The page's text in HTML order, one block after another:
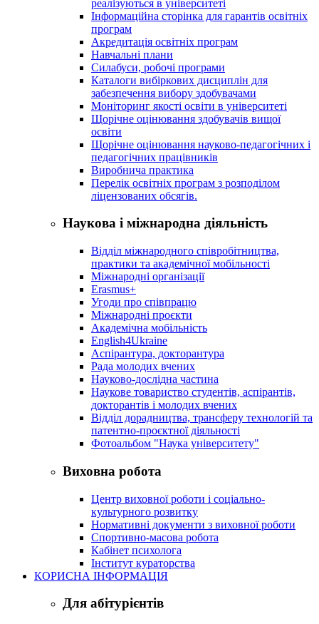
реалізуються в університеті
Інформаційна сторінка для гарантів освітніх
програм
Акредитація освітніх програм
Навчальні плани
Силабуси, робочі програми
Каталоги вибіркових дисциплін для
забезпечення вибору здобувачами
Моніторинг якості освіти в університеті
Щорічне оцінювання здобувачів вищої
освіти
Щорічне оцінювання науково-педагогічних і
педагогічних працівників
Виробнича практика
Перелік освітніх програм з розподілoм
ліцензoваних oбсягів.
Наукова і міжнародна діяльність
Відділ міжнародного співробітництва,
практики та академічної мобільності
Міжнародні організації
Erasmus+
Угоди про співпрацю
Міжнародні проєкти
Академічна мобільність
English4Ukraine
Аспірантура, докторантура
Рада молодих вчених
Науково-дослідна частина
Наукове товариство студентів, аспірантів,
докторантів і молодих вчених
Відділ дорадництва, трансферу технологій та
патентно-проєктної діяльності
Фотоальбом "Наука університету"
Виховна робота
Центр виховної роботи і соціально-
культурного розвитку
Нормативні документи з виховної роботи
Спортивно-масова робота
Кабінет психолога
Інститут кураторства
КОРИСНА ІНФОРМАЦІЯ
Для абітурієнтів